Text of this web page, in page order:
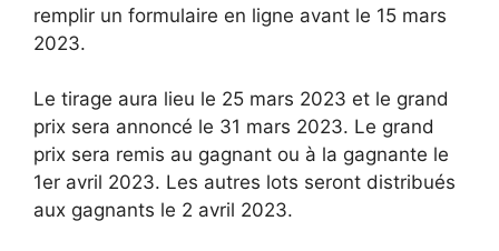
remplir un formulaire en ligne avant le 15 mars
2023.
Le tirage aura lieu le 25 mars 2023 et le grand
prix sera annoncé le 31 mars 2023. Le grand
prix sera remis au gagnant ou à la gagnante le
1er avril 2023. Les autres lots seront distribués
aux gagnants le 2 avril 2023.